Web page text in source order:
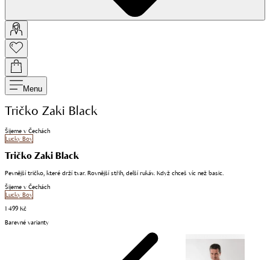
Menu
Tričko Zaki Black
Šijeme v Čechách
Lucky Boy
Tričko Zaki Black
Pevnější tričko, které drží tvar. Rovnější střih, delší rukáv. Když chceš víc než basic.
Šijeme v Čechách
Lucky Boy
1 499 Kč
Barevné varianty